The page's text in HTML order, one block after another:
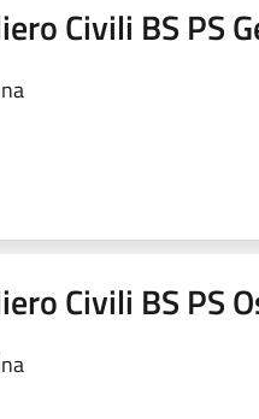
Civili BS PS
Civili BS PS